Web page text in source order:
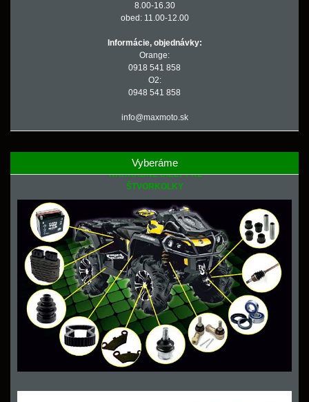
8.00-16.30
obed: 11.00-12.00
Informácie, objednávky:
Orange:
0918 541 858
O2:
0948 541 858
info@maxmoto.sk
Vyberáme
NÁHRADNÉ DIELY PRE
ŠTVORKOLKY